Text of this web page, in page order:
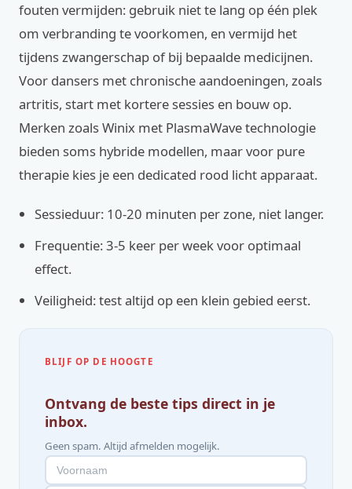
fouten vermijden: gebruik niet te lang op één plek
om verbranding te voorkomen, en vermijd het
tijdens zwangerschap of bij bepaalde medicijnen.
Voor dansers met chronische aandoeningen, zoals
artritis, start met kortere sessies en bouw op.
Merken zoals Winix met PlasmaWave technologie
bieden soms hybride modellen, maar voor pure
therapie kies je een dedicated rood licht apparaat.
Sessieduur: 10-20 minuten per zone, niet langer.
Frequentie: 3-5 keer per week voor optimaal
effect.
Veiligheid: test altijd op een klein gebied eerst.
BLIJF OP DE HOOGTE
Ontvang de beste tips direct in je
inbox.
Geen spam. Altijd afmelden mogelijk.